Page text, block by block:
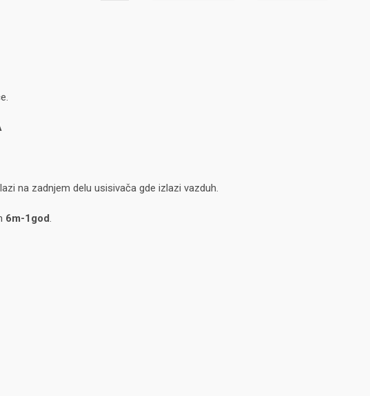
na zadnjem delu usisivača gde izlazi vazduh.
6m-1god.